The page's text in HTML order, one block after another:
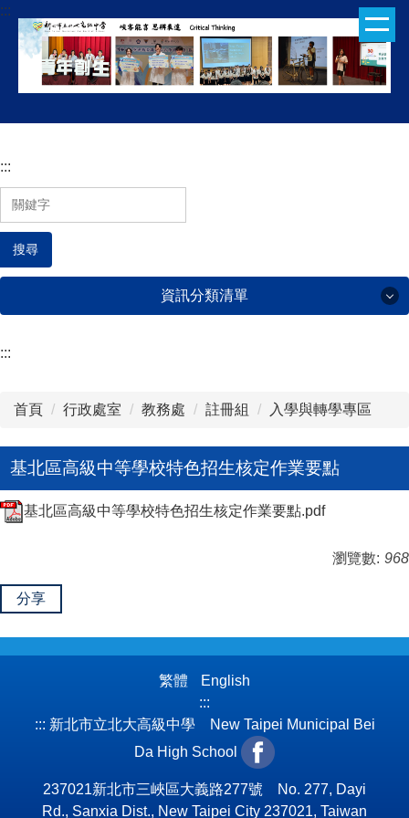
跳
到
容
:::
:::
搜尋
資訊分類清單
:::
首頁 行政處室 教務處 註冊組 入學與轉學專區
基北區高級中等學校特色招生核定作業要點
基北區高級中等學校特色招生核定作業要點.pdf
瀏覽數: 968
分享
繁體
English
:::
::: 新北市立北大高級中學 New Taipei Municipal Bei
Da High School
237021新北市三峽區大義路277號 No. 277, Dayi
Rd., Sanxia Dist., New Taipei City 237021, Taiwan